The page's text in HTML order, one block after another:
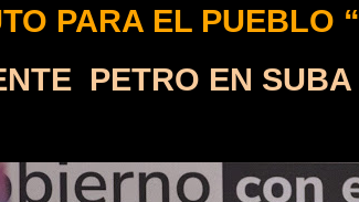
PARA EL PUEBLO “
EN SUBA